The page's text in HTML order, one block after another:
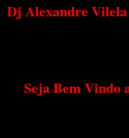
Dj Alexandre Vilela
Seja Bem Vindo